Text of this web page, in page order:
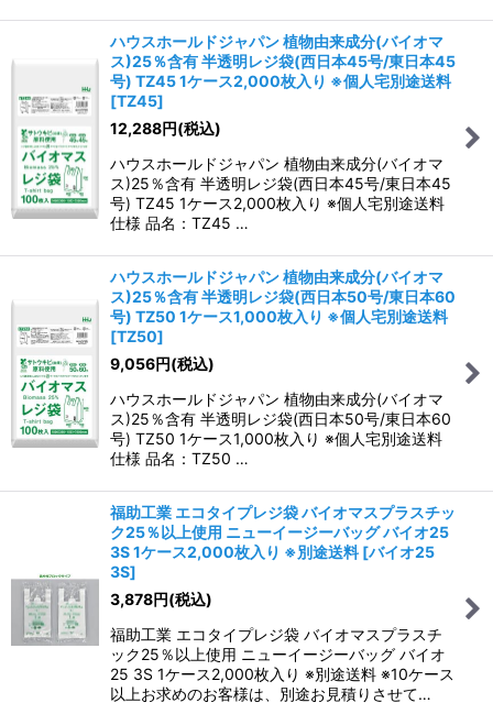
ハウスホールドジャパン 植物由来成分(バイオマ
ス)25％含有 半透明レジ袋(西日本45号/東日本45
号) TZ45 1ケース2,000枚入り ※個人宅別途送料
[TZ45]
12,288円(税込)
ハウスホールドジャパン 植物由来成分(バイオマ
ス)25％含有 半透明レジ袋(西日本45号/東日本45
号) TZ45 1ケース2,000枚入り ※個人宅別途送料
仕様 品名：TZ45 …
ハウスホールドジャパン 植物由来成分(バイオマ
ス)25％含有 半透明レジ袋(西日本50号/東日本60
号) TZ50 1ケース1,000枚入り ※個人宅別途送料
[TZ50]
9,056円(税込)
ハウスホールドジャパン 植物由来成分(バイオマ
ス)25％含有 半透明レジ袋(西日本50号/東日本60
号) TZ50 1ケース1,000枚入り ※個人宅別途送料
仕様 品名：TZ50 …
福助工業 エコタイプレジ袋 バイオマスプラスチッ
ク25％以上使用 ニューイージーバッグ バイオ25
3S 1ケース2,000枚入り ※別途送料 [バイオ25
3S]
3,878円(税込)
福助工業 エコタイプレジ袋 バイオマスプラスチ
ック25％以上使用 ニューイージーバッグ バイオ
25 3S 1ケース2,000枚入り ※別途送料 ※10ケース
以上お求めのお客様は、別途お見積りさせて…